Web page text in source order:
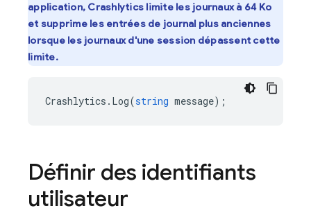
application, Crashlytics limite les journaux à 64 Ko
et supprime les entrées de journal plus anciennes
lorsque les journaux d'une session dépassent cette
limite.
Crashlytics . Log(string message);
Définir des identifiants
utilisateur